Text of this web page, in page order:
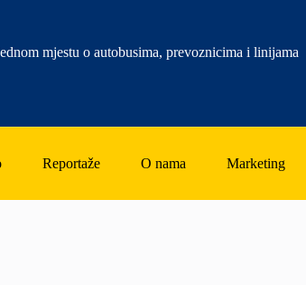
mjestu o autobusima, prevoznicima i linijama
Reportaže O nama Marketing